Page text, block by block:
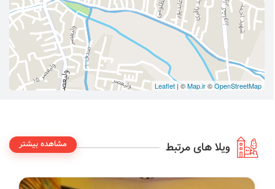
Leaflet | ©Map.ir©OpenStreetMap
ویلا های مرتبط مشاهده بیشتر